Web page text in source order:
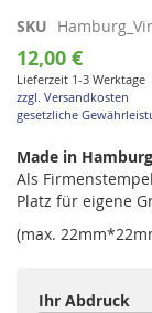
Zum
Anfang
der
Bildgalerie
springen
SKU
12,00 €
Lieferzeit 1-3 Werktage
zzgl. Versandkosten
gesetzliche
Made in
Als
Platz für eigene
(max.
Ihr Abdruck